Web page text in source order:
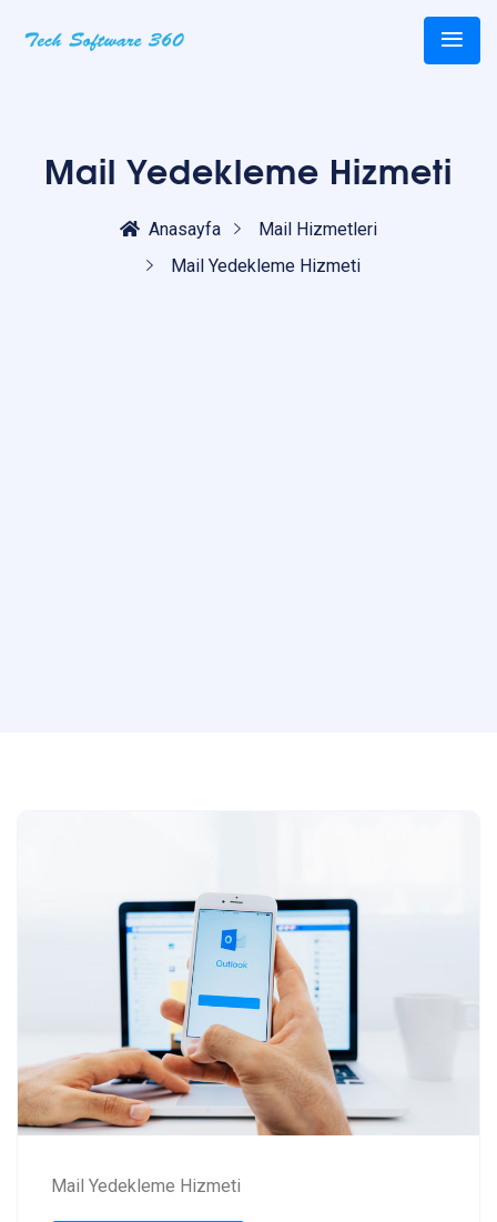
Mail Yedekleme Hizmeti
Anasayfa
Mail Hizmetleri
Mail Yedekleme Hizmeti
Mail Yedekleme Hizmeti